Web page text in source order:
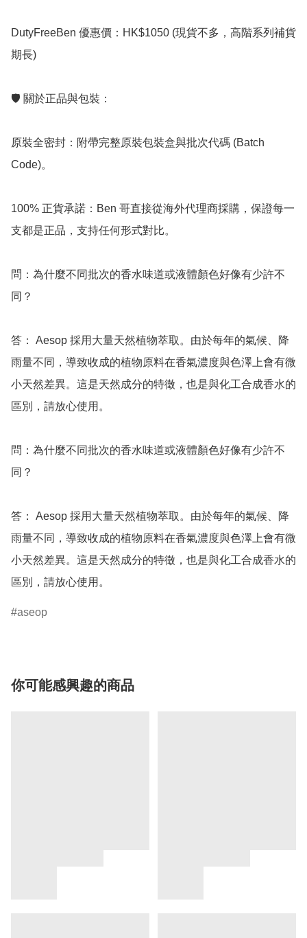
DutyFreeBen 優惠價：HK$1050 (現貨不多，高階系列補貨
期長)
🛡️ 關於正品與包裝：
原裝全密封：附帶完整原裝包裝盒與批次代碼 (Batch
Code)。
100% 正貨承諾：Ben 哥直接從海外代理商採購，保證每一
支都是正品，支持任何形式對比。
問：為什麼不同批次的香水味道或液體顏色好像有少許不
同？
答： Aesop 採用大量天然植物萃取。由於每年的氣候、降
雨量不同，導致收成的植物原料在香氣濃度與色澤上會有微
小天然差異。這是天然成分的特徵，也是與化工合成香水的
區別，請放心使用。
問：為什麼不同批次的香水味道或液體顏色好像有少許不
同？
答： Aesop 採用大量天然植物萃取。由於每年的氣候、降
雨量不同，導致收成的植物原料在香氣濃度與色澤上會有微
小天然差異。這是天然成分的特徵，也是與化工合成香水的
區別，請放心使用。
aseop
你可能感興趣的商品